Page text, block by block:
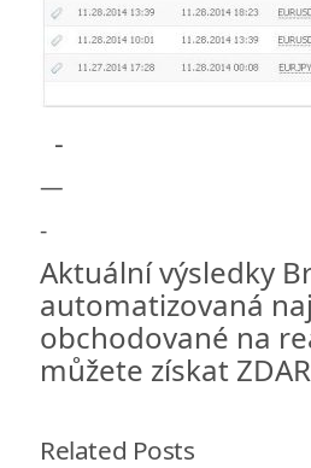
-
—
-
Aktuální výsledky
automatizovaná
obchodované na
můžete získat
Related Posts